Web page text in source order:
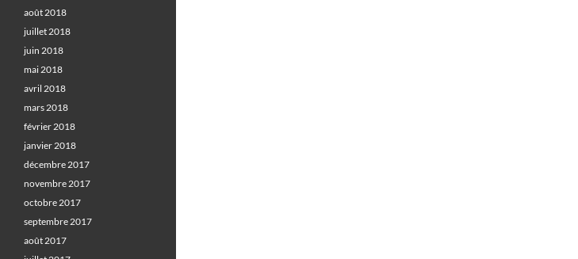
août 2018
juillet 2018
juin 2018
mai 2018
avril 2018
mars 2018
février 2018
janvier 2018
décembre 2017
novembre 2017
octobre 2017
septembre 2017
août 2017